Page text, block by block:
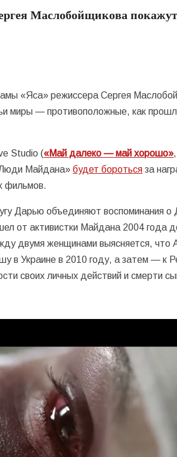
Маслобойщикова
«Яса» режиссера Сергея
миры — противоположные, как
Studio («Май далеко — май хорошо»,
Майдана»будет бороться за
фильмов.
Дарью объединяют воспоминания о
от активистки Майдана 2004 года
двумя женщинами выясняется, что
в Украине в 2010 году, а затем — к
своих личных действий и смерти